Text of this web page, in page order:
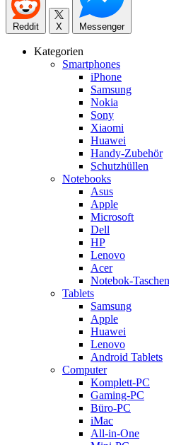
Reddit X Messenger
Kategorien
Smartphones
iPhone
Samsung
Nokia
Sony
Xiaomi
Huawei
Handy-Zubehör
Schutzhüllen
Notebooks
Asus
Apple
Microsoft
Dell
HP
Lenovo
Acer
Notebok-Taschen
Tablets
Samsung
Apple
Huawei
Lenovo
Android Tablets
Computer
Komplett-PC
Gaming-PC
Büro-PC
iMac
All-in-One